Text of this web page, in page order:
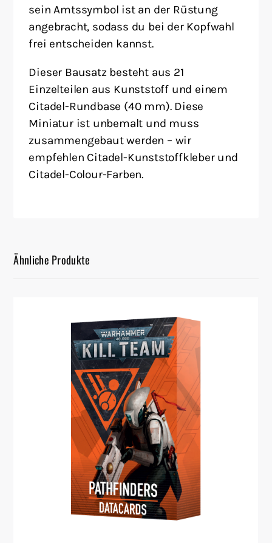
sein Amtssymbol ist an der Rüstung
angebracht, sodass du bei der Kopfwahl
frei entscheiden kannst.
Dieser Bausatz besteht aus 21
Einzelteilen aus Kunststoff und einem
Citadel-Rundbase (40 mm). Diese
Miniatur ist unbemalt und muss
zusammengebaut werden – wir
empfehlen Citadel-Kunststoffkleber und
Citadel-Colour-Farben.
Ähnliche Produkte